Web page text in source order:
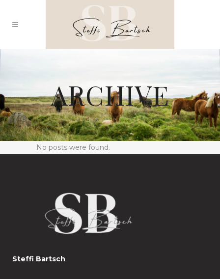
ARCHIVE
No posts were found.
Steffi Bartsch